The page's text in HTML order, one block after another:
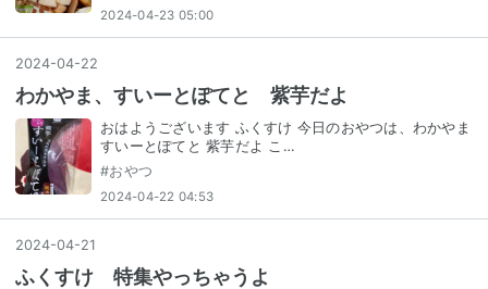
2024-04-23 05:00
2024-04-22
わかやま、すいーとぽてと 紫芋だよ
おはようございます ふくすけ 今日のおやつは、わかやま
すいーとぽてと 紫芋だよ こ…
#おやつ
2024-04-22 04:53
2024-04-21
ふくすけ 特集やっちゃうよ